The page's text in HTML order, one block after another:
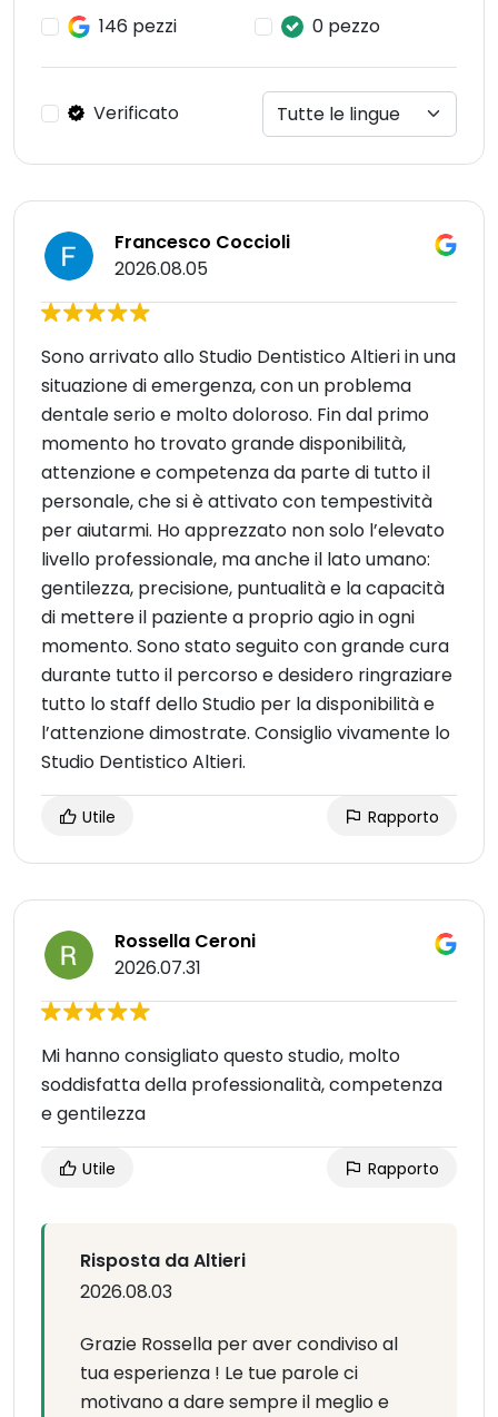
146 pezzi
0 pezzo
Verificato
Francesco Coccioli
2026.08.05
Sono arrivato allo Studio Dentistico Altieri in una
situazione di emergenza, con un problema
dentale serio e molto doloroso. Fin dal primo
momento ho trovato grande disponibilità,
attenzione e competenza da parte di tutto il
personale, che si è attivato con tempestività
per aiutarmi. Ho apprezzato non solo l’elevato
livello professionale, ma anche il lato umano:
gentilezza, precisione, puntualità e la capacità
di mettere il paziente a proprio agio in ogni
momento. Sono stato seguito con grande cura
durante tutto il percorso e desidero ringraziare
tutto lo staff dello Studio per la disponibilità e
l’attenzione dimostrate. Consiglio vivamente lo
Studio Dentistico Altieri.
Utile Rapporto
Rossella Ceroni
2026.07.31
Mi hanno consigliato questo studio, molto
soddisfatta della professionalità, competenza
e gentilezza
Utile Rapporto
Risposta da Altieri
2026.08.03
Grazie Rossella per aver condiviso al
tua esperienza ! Le tue parole ci
motivano a dare sempre il meglio e